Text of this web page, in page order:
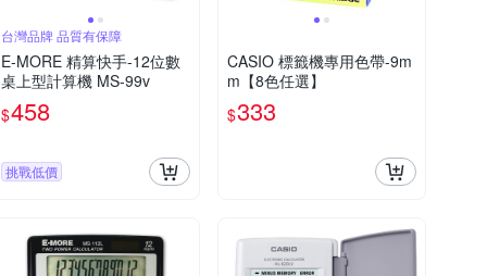
台灣品牌 品質有保障
E-MORE 精算快手-12位數
桌上型計算機 MS-99v
$458
挑戰低價
CASIO 標籤機專用色帶-9m
m【8色任選】
$333